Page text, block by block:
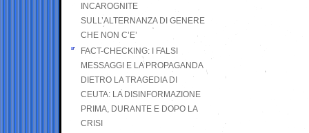
INCAROGNITE
SULL’ALTERNANZA DI GENERE
CHE NON C’E’
FACT-CHECKING: I FALSI
MESSAGGI E LA PROPAGANDA
DIETRO LA TRAGEDIA DI
CEUTA: LA DISINFORMAZIONE
PRIMA, DURANTE E DOPO LA
CRISI